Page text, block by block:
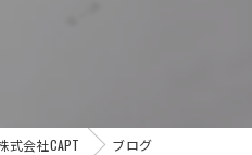
式会社CAPT ブログ